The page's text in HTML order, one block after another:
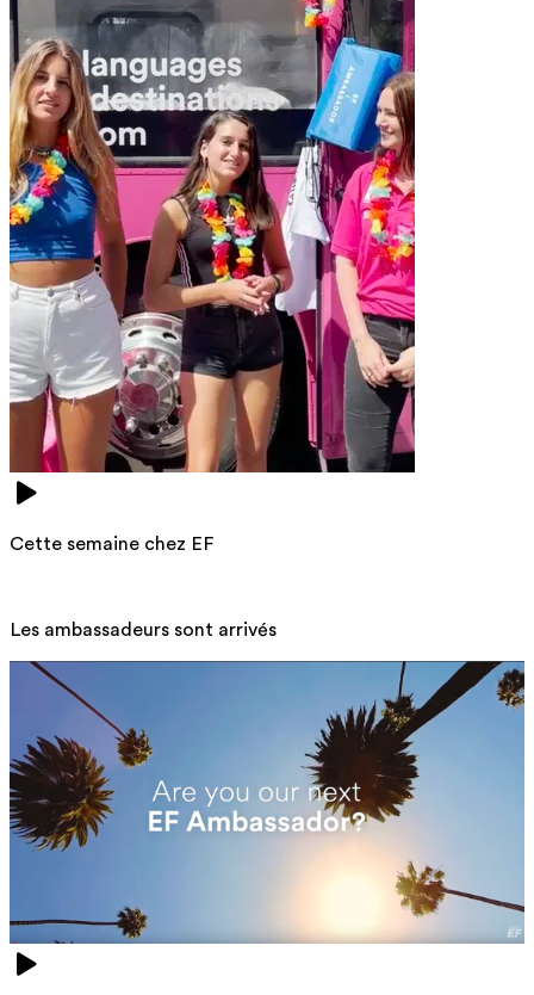
Cette semaine chez EF
Les ambassadeurs sont arrivés